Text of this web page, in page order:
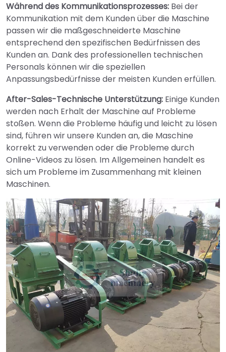
Während des Kommunikationsprozesses: Bei der
Kommunikation mit dem Kunden über die Maschine
passen wir die maßgeschneiderte Maschine
entsprechend den spezifischen Bedürfnissen des
Kunden an. Dank des professionellen technischen
Personals können wir die speziellen
Anpassungsbedürfnisse der meisten Kunden erfüllen.
After-Sales-Technische Unterstützung: Einige Kunden
werden nach Erhalt der Maschine auf Probleme
stoßen. Wenn die Probleme häufig und leicht zu lösen
sind, führen wir unsere Kunden an, die Maschine
korrekt zu verwenden oder die Probleme durch
Online-Videos zu lösen. Im Allgemeinen handelt es
sich um Probleme im Zusammenhang mit kleinen
Maschinen.